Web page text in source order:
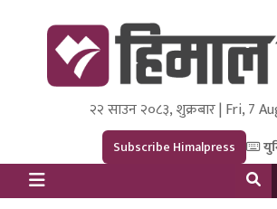
Himal Press
Dot NewsyNepal Media and Research
२२ साउन २०८३, शुक्रबार | Fri, 7
Subscribe Himalpress